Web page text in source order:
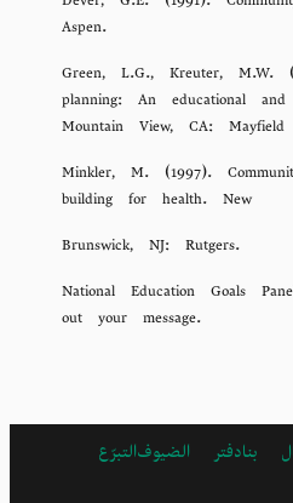
Aspen.
Green, L.G., Kreuter, M.W.
planning: An educational and
Mountain View, CA: Mayfield
Minkler, M. (1997).
building for health. New
Brunswick, NJ: Rutgers.
National Education Goals
out your message.
بنادفتر الضيوفالتبرّع